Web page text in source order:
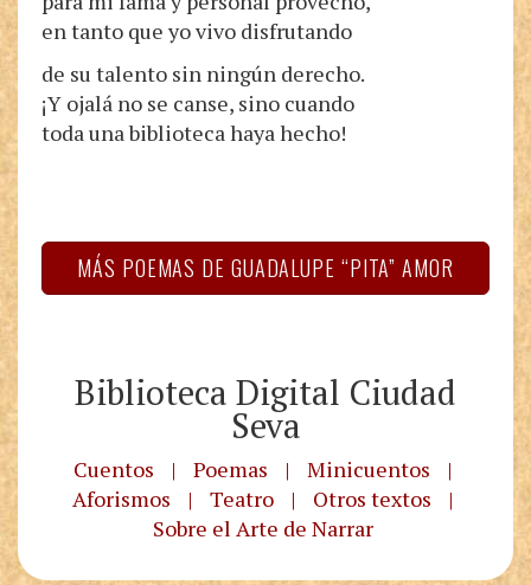
en tanto que yo vivo disfrutando
de su talento sin ningún derecho.
¡Y ojalá no se canse, sino cuando
toda una biblioteca haya hecho!
MÁS POEMAS DE GUADALUPE “PITA” AMOR
Biblioteca Digital Ciudad
Seva
Cuentos | Poemas | Minicuentos
|
Aforismos
| Teatro | Otros textos
|
Sobre el Arte de Narrar